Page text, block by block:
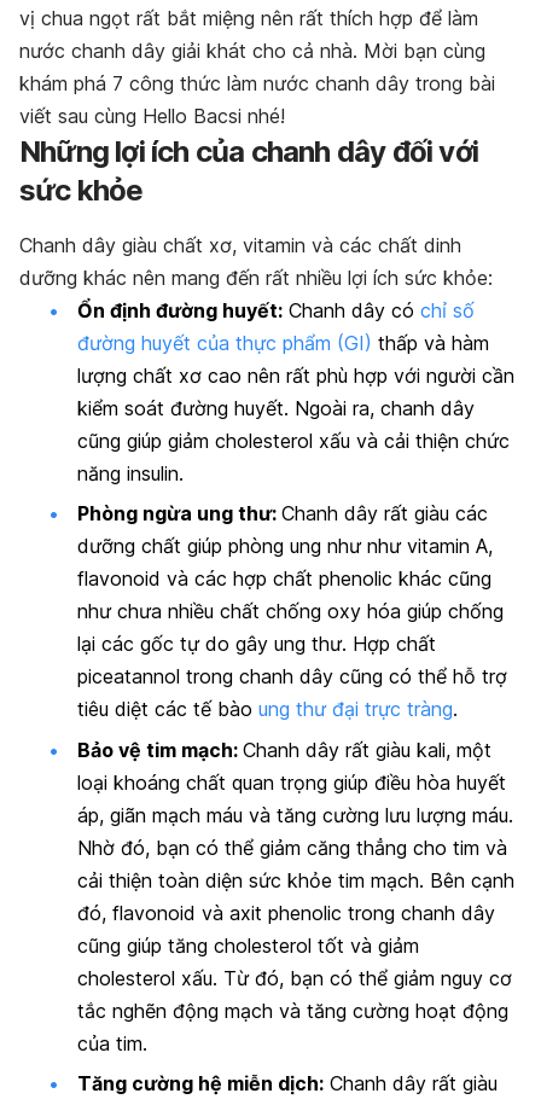
vị chua ngọt rất bắt miệng nên rất thích hợp để làm
nước chanh dây giải khát cho cả nhà. Mời bạn cùng
khám phá 7 công thức làm nước chanh dây trong bài
viết sau cùng Hello Bacsi nhé!
Những lợi ích của chanh dây đối với
sức khỏe
Chanh dây giàu chất xơ, vitamin và các chất dinh
dưỡng khác nên mang đến rất nhiều lợi ích sức khỏe:
Ổn định đường huyết: Chanh dây có chỉ số
đường huyết của thực phẩm (GI) thấp và hàm
lượng chất xơ cao nên rất phù hợp với người cần
kiểm soát đường huyết. Ngoài ra, chanh dây
cũng giúp giảm cholesterol xấu và cải thiện chức
năng insulin.
Phòng ngừa ung thư: Chanh dây rất giàu các
dưỡng chất giúp phòng ung như như vitamin A,
flavonoid và các hợp chất phenolic khác cũng
như chưa nhiều chất chống oxy hóa giúp chống
lại các gốc tự do gây ung thư. Hợp chất
piceatannol trong chanh dây cũng có thể hỗ trợ
tiêu diệt các tế bào ung thư đại trực tràng.
Bảo vệ tim mạch: Chanh dây rất giàu kali, một
loại khoáng chất quan trọng giúp điều hòa huyết
áp, giãn mạch máu và tăng cường lưu lượng máu.
Nhờ đó, bạn có thể giảm căng thẳng cho tim và
cải thiện toàn diện sức khỏe tim mạch. Bên cạnh
đó, flavonoid và axit phenolic trong chanh dây
cũng giúp tăng cholesterol tốt và giảm
cholesterol xấu. Từ đó, bạn có thể giảm nguy cơ
tắc nghẽn động mạch và tăng cường hoạt động
của tim.
Tăng cường hệ miễn dịch: Chanh dây rất giàu